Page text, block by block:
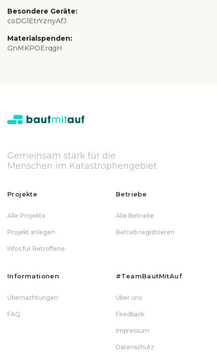
Besondere Geräte:
coDGlEtrYznyAfJ
Materialspenden:
GnMKPOErqgH
Gemeinsam stark für die
Menschen im Katastrophengebiet
Projekte
Alle Projekte
Projekt anlegen
Infos für Betroffene
Betriebe
Alle Betriebe
Betrieb registrieren
Informationen
Übernachtungen
FAQ
#teamBautMitAuf
Über uns
Feedback
Impressum
Datenschutz